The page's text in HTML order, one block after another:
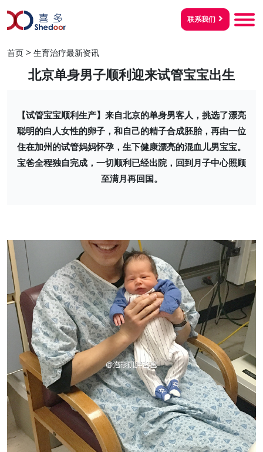
联系我们
首页 > 生育治疗最新资讯
北京单身男子顺利迎来试管宝宝出生
【试管宝宝顺利生产】来自北京的单身男客人，挑选了漂亮
聪明的白人女性的卵子，和自己的精子合成胚胎，再由一位
住在加州的试管妈妈怀孕，生下健康漂亮的混血儿男宝宝。
宝爸全程独自完成，一切顺利已经出院，回到月子中心照顾
至满月再回国。